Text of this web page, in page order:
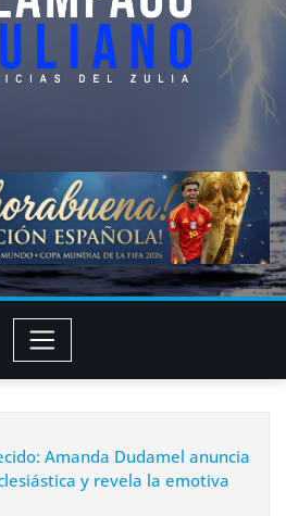
Amanda Dudamel anuncia
y revela la emotiva